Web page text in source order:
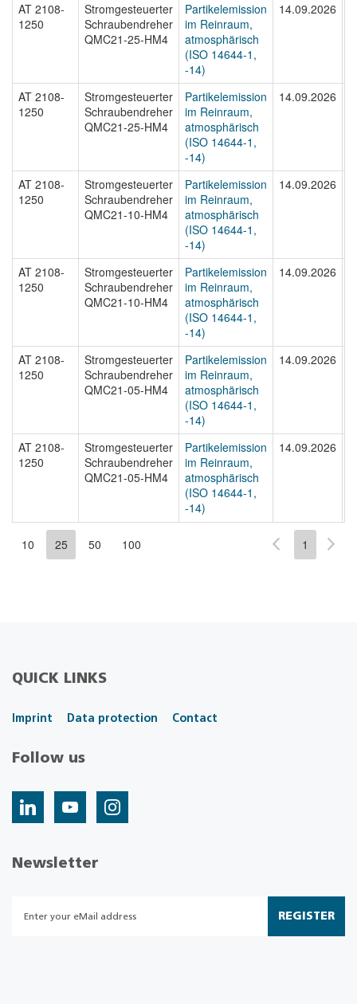
AT 2108-
1250
Stromgesteuerter
Schraubendreher
QMC21-25-HM4
Partikelemission
im Reinraum,
atmosphärisch
(ISO 14644-1,
-14)
14.09.2026
AT 2108-
1250
Stromgesteuerter
Schraubendreher
QMC21-25-HM4
Partikelemission
im Reinraum,
atmosphärisch
(ISO 14644-1,
-14)
14.09.2026
AT 2108-
1250
Stromgesteuerter
Schraubendreher
QMC21-10-HM4
Partikelemission
im Reinraum,
atmosphärisch
(ISO 14644-1,
-14)
14.09.2026
AT 2108-
1250
Stromgesteuerter
Schraubendreher
QMC21-10-HM4
Partikelemission
im Reinraum,
atmosphärisch
(ISO 14644-1,
-14)
14.09.2026
AT 2108-
1250
Stromgesteuerter
Schraubendreher
QMC21-05-HM4
Partikelemission
im Reinraum,
atmosphärisch
(ISO 14644-1,
-14)
14.09.2026
AT 2108-
1250
Stromgesteuerter
Schraubendreher
QMC21-05-HM4
Partikelemission
im Reinraum,
atmosphärisch
(ISO 14644-1,
-14)
14.09.2026
10 25 50 100 1
QUICK LINKS
Imprint Data protection Contact
Follow us
Newsletter
REGISTER